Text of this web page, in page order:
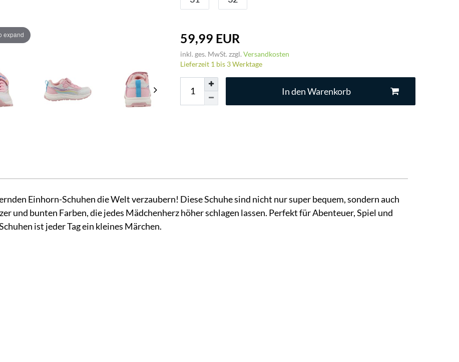
expand 59,99 EUR
inkl. ges. MwSt. zzgl. Versandkosten
Lieferzeit 1 bis 3 Werktage
In den Warenkorb
Einhorn-Schuhen die Welt verzaubern! Diese Schuhe sind nicht nur super bequem, sondern auch
und bunten Farben, die jedes Mädchenherz höher schlagen lassen. Perfekt für Abenteuer, Spiel und
ist jeder Tag ein kleines Märchen.